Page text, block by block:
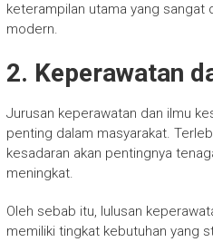
keterampilan utama yang sangat
modern.
2. Keperawatan
Jurusan keperawatan dan ilmu
penting dalam masyarakat.
kesadaran akan pentingnya
meningkat.
Oleh sebab itu, lulusan
memiliki tingkat kebutuhan yang